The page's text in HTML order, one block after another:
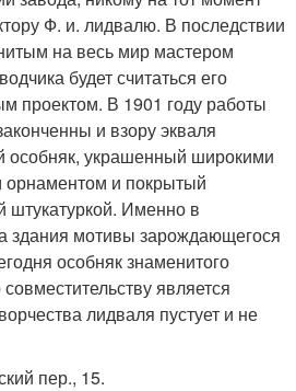
Ф. и. лидвалю. В последствии
на весь мир мастером
будет считаться его
проектом. В 1901 году работы
и взору экваля
особняк, украшенный широкими
орнаментом и покрытый
штукатуркой. Именно в
мотивы зарождающегося
особняк знаменитого
является
лидваля пустует и не
пер., 15.